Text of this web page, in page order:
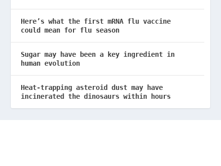
Here’s what the first mRNA flu vaccine
could mean for flu season
Sugar may have been a key ingredient in
human evolution
Heat-trapping asteroid dust may have
incinerated the dinosaurs within hours